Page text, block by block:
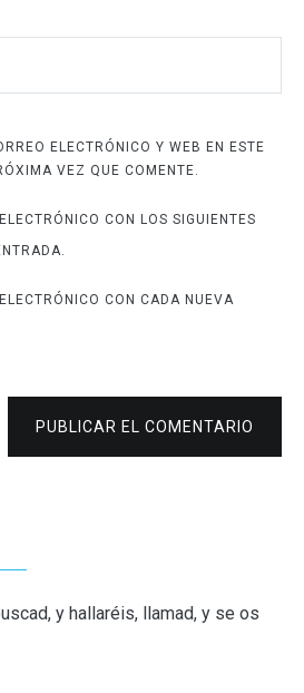
ELECTRÓNICO Y WEB EN ESTE
VEZ QUE COMENTE.
CON LOS SIGUIENTES
CON CADA NUEVA
PUBLICAR EL COMENTARIO
y hallaréis, llamad, y se os